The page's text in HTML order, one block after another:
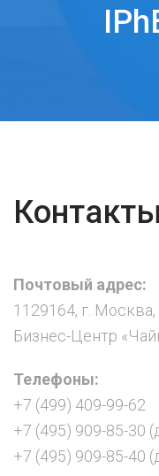
Контакты
Почтовый адрес:
1129164, г.
Бизнес-Центр
Телефоны:
+7 (499) 409-99-62
+7 (495) 909-85-30
+7 (495) 909-85-40